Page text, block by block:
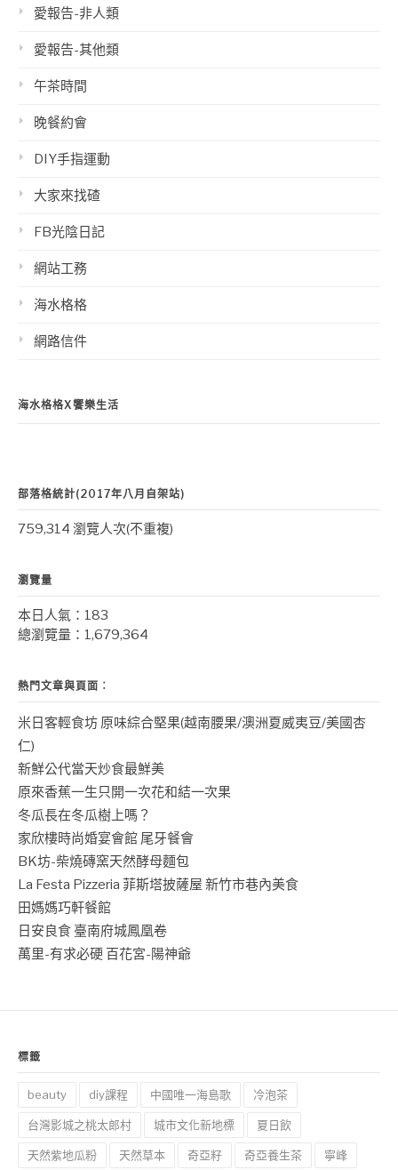
愛報告-非人類
愛報告-其他類
午茶時間
晚餐約會
DIY手指運動
大家來找碴
FB光陰日記
網站工務
海水格格
網路信件
海水格格X饗樂生活
部落格統計(2017年八月自架站)
759,314 瀏覽人次(不重複)
瀏覽量
本日人氣：183
總瀏覽量：1,679,364
熱門文章與頁面︰
米日客輕食坊 原味綜合堅果(越南腰果/澳洲夏威夷豆/美國杏
仁)
新鮮公代當天炒食最鮮美
原來香蕉一生只開一次花和結一次果
冬瓜長在冬瓜樹上嗎？
家欣樓時尚婚宴會館 尾牙餐會
BK坊-柴燒磚窯天然酵母麵包
La Festa Pizzeria 菲斯塔披薩屋 新竹市巷內美食
田媽媽巧軒餐館
日安良食 臺南府城鳳凰卷
萬里-有求必硬 百花宮-陽神爺
標籤
beauty diy課程 中國唯一海島歌 冷泡茶
台灣影城之桃太郎村 城市文化新地標 夏日飲
天然紫地瓜粉 天然草本 奇亞籽 奇亞養生茶 寧峰